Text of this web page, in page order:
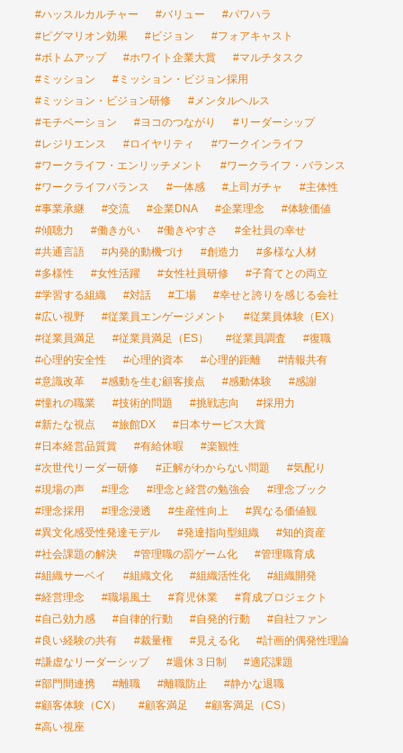
#ハッスルカルチャー
#バリュー
#パワハラ
#ピグマリオン効果
#ビジョン
#フォアキャスト
#ボトムアップ
#ホワイト企業大賞
#マルチタスク
#ミッション
#ミッション・ビジョン採用
#ミッション・ビジョン研修
#メンタルヘルス
#モチベーション
#ヨコのつながり
#リーダーシップ
#レジリエンス
#ロイヤリティ
#ワークインライフ
#ワークライフ・エンリッチメント
#ワークライフ・バランス
#ワークライフバランス
#一体感 #上司ガチャ
#主体性
#事業承継
#交流 #企業DNA #企業理念
#体験価値
#傾聴力
#働きがい #働きやすさ
#全社員の幸せ
#共通言語
#内発的動機づけ #創造力
#多様な人材
#多様性
#女性活躍 #女性社員研修
#子育てとの両立
#学習する組織
#対話 #工場
#幸せと誇りを感じる会社
#広い視野
#従業員エンゲージメント
#従業員体験（EX）
#従業員満足
#従業員満足（ES） #従業員調査
#復職
#心理的安全性
#心理的資本 #心理的距離
#情報共有
#意識改革
#感動を生む顧客接点 #感動体験
#感謝
#憧れの職業
#技術的問題 #挑戦志向
#採用力
#新たな視点
#旅館DX
#日本サービス大賞
#日本経営品質賞
#有給休暇
#楽観性
#次世代リーダー研修
#正解がわからない問題
#気配り
#現場の声
#理念 #理念と経営の勉強会
#理念ブック
#理念採用
#理念浸透 #生産性向上
#異なる価値観
#異文化感受性発達モデル
#発達指向型組織
#知的資産
#社会課題の解決
#管理職の罰ゲーム化
#管理職育成
#組織サーベイ
#組織文化 #組織活性化
#組織開発
#経営理念
#職場風土 #育児休業
#育成プロジェクト
#自己効力感
#自律的行動 #自発的行動
#自社ファン
#良い経験の共有
#裁量権 #見える化
#計画的偶発性理論
#謙虚なリーダーシップ
#週休３日制
#適応課題
#部門間連携
#離職 #離職防止
#静かな退職
#顧客体験（CX）
#顧客満足
#顧客満足（CS）
#高い視座